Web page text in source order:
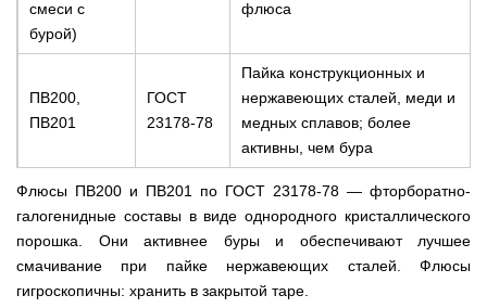
смеси с
бурой)
флюса
ПВ200,
ПВ201
ГОСТ
23178-78
Пайка конструкционных и
нержавеющих сталей, меди и
медных сплавов; более
активны, чем бура
Флюсы ПВ200 и ПВ201 по ГОСТ 23178-78 — фторборатно-
галогенидные составы в виде однородного кристаллического
порошка. Они активнее буры и обеспечивают лучшее
смачивание при пайке нержавеющих сталей. Флюсы
гигроскопичны: хранить в закрытой таре.